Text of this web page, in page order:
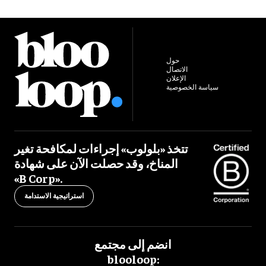
حول
الاتصال
الإعلان
سياسة الخصوصية
تتخذ «بلولوب» إجراءات لمكافحة تغير
المناخ، وقد حصلت الآن على شهادة
«B Corp».
استراتيجية الاستدامة
انضم إلى مجتمع
blooloop: